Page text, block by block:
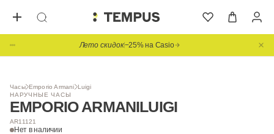
Лето скидок−25% на Casio
Часы Emporio Armani Luigi
НАРУЧНЫЕ ЧАСЫ
EMPORIO ARMANILUIGI
AR11121
Нет в наличии
1/ 3